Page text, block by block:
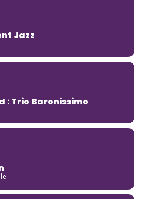
Jazz
: Trio Baronissimo